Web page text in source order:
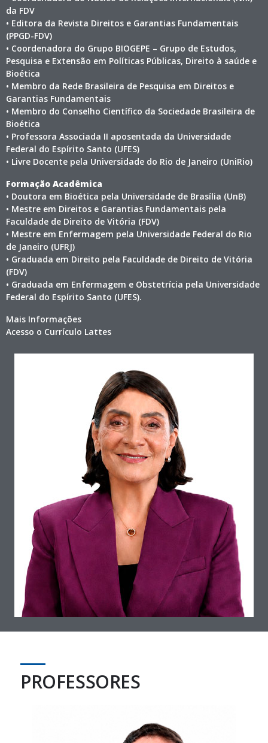
da FDV
• Editora da Revista Direitos e Garantias Fundamentais
(PPGD-FDV)
• Coordenadora do Grupo BIOGEPE – Grupo de Estudos,
Pesquisa e Extensão em Políticas Públicas, Direito à saúde e
Bioética
• Membro da Rede Brasileira de Pesquisa em Direitos e
Garantias Fundamentais
• Membro do Conselho Científico da Sociedade Brasileira de
Bioética
• Professora Associada II aposentada da Universidade
Federal do Espírito Santo (UFES)
• Livre Docente pela Universidade do Rio de Janeiro (UniRio)
Formação Acadêmica
• Doutora em Bioética pela Universidade de Brasília (UnB)
• Mestre em Direitos e Garantias Fundamentais pela
Faculdade de Direito de Vitória (FDV)
• Mestre em Enfermagem pela Universidade Federal do Rio
de Janeiro (UFRJ)
• Graduada em Direito pela Faculdade de Direito de Vitória
(FDV)
• Graduada em Enfermagem e Obstetrícia pela Universidade
Federal do Espírito Santo (UFES).
Mais Informações
Acesso o Currículo Lattes
PROFESSORES